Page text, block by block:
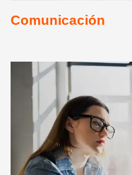
Comunicación